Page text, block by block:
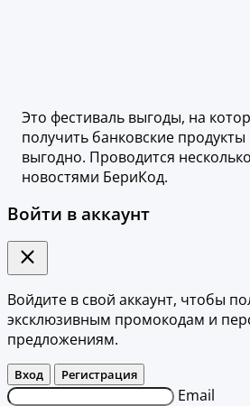
Это фестиваль выгоды, на
получить банковские
выгодно. Проводится
новостями БериКод.
Войти в аккаунт
Войдите в свой аккаунт, чтобы
эксклюзивным промокодам и
предложениям.
Вход Регистрация
Email